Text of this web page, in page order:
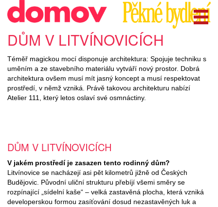
DŮM V LITVÍNOVICÍCH
Téměř magickou mocí disponuje architektura: Spojuje techniku s
uměním a ze stavebního materiálu vytváří nový prostor. Dobrá
architektura ovšem musí mít jasný koncept a musí respektovat
prostředí, v němž vzniká. Právě takovou architekturu nabízí
Atelier 111, který letos oslaví své osmnáctiny.
DŮM V LITVÍNOVICÍCH
V jakém prostředí je zasazen tento rodinný dům?
Litvínovice se nacházejí asi pět kilometrů jižně od Českých
Budějovic. Původní uliční strukturu přebíjí všemi směry se
rozpínající „sídelní kaše“ – velká zastavěná plocha, která vzniká
developerskou formou zasíťování dosud nezastavěných luk a